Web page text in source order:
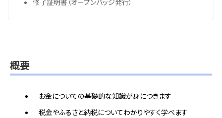
修了証明書（オープンバッジ発行）
概要
お金についての基礎的な知識が身につきます
税金やふるさと納税についてわかりやすく学べます